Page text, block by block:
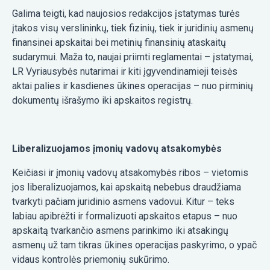
Galima teigti, kad naujosios redakcijos įstatymas turės
įtakos visų verslininkų, tiek fizinių, tiek ir juridinių asmenų
finansinei apskaitai bei metinių finansinių ataskaitų
sudarymui. Maža to, naujai priimti reglamentai – įstatymai,
LR Vyriausybės nutarimai ir kiti įgyvendinamieji teisės
aktai palies ir kasdienes ūkines operacijas – nuo pirminių
dokumentų išrašymo iki apskaitos registrų.
Liberalizuojamos įmonių vadovų atsakomybės
Keičiasi ir įmonių vadovų atsakomybės ribos – vietomis
jos liberalizuojamos, kai apskaitą nebebus draudžiama
tvarkyti pačiam juridinio asmens vadovui. Kitur – teks
labiau apibrėžti ir formalizuoti apskaitos etapus – nuo
apskaitą tvarkančio asmens parinkimo iki atsakingų
asmenų už tam tikras ūkines operacijas paskyrimo, o ypač
vidaus kontrolės priemonių sukūrimo.